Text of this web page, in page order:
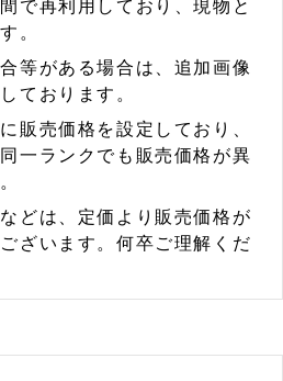
で再利用しており、現物と
。
等がある場合は、追加画像
ております。
販売価格を設定しており、
一ランクでも販売価格が異
どは、定価より販売価格が
ざいます。何卒ご理解くだ